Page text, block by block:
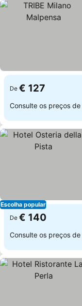
De € 127
Consulte os preços de
Escolha popular
De € 140
Consulte os preços de